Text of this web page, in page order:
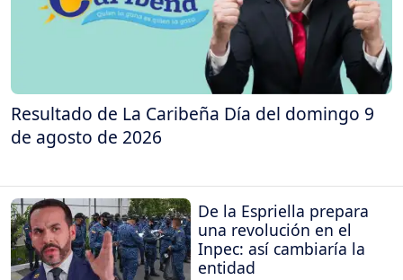
Resultado de La Caribeña Día del domingo 9
de agosto de 2026
De la Espriella prepara
una revolución en el
Inpec: así cambiaría la
entidad